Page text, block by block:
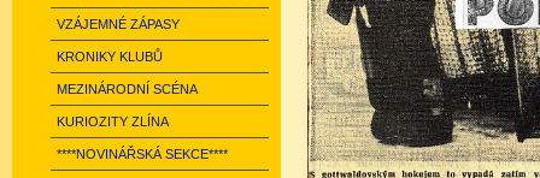
VZÁJEMNÉ ZÁPASY
KRONIKY KLUBŮ
MEZINÁRODNÍ SCÉNA
KURIOZITY ZLÍNA
****NOVINÁŘSKÁ SEKCE****